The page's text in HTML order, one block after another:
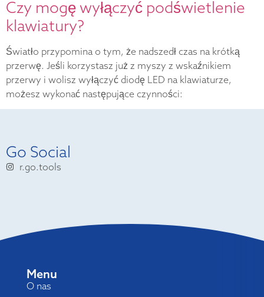
Czy mogę wyłączyć podświetlenie
klawiatury?
Światło przypomina o tym, że nadszedł czas na krótką
przerwę. Jeśli korzystasz już z myszy z wskaźnikiem
przerwy i wolisz wyłączyć diodę LED na klawiaturze,
możesz wykonać następujące czynności:
Go Social
r.go.tools
Menu
O nas